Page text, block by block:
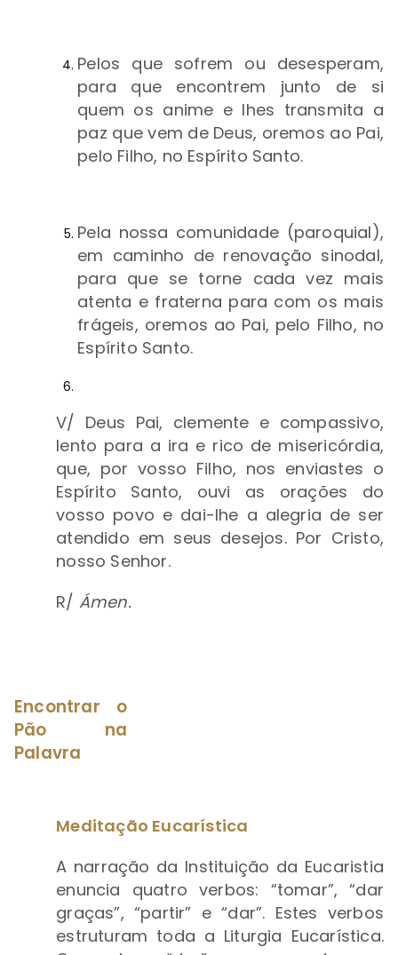
Pelos que sofrem ou desesperam,
para que encontrem junto de si
quem os anime e lhes transmita a
paz que vem de Deus, oremos ao Pai,
pelo Filho, no Espírito Santo.
Pela nossa comunidade (paroquial),
em caminho de renovação sinodal,
para que se torne cada vez mais
atenta e fraterna para com os mais
frágeis, oremos ao Pai, pelo Filho, no
Espírito Santo.
V/ Deus Pai, clemente e compassivo,
lento para a ira e rico de misericórdia,
que, por vosso Filho, nos enviastes o
Espírito Santo, ouvi as orações do
vosso povo e dai-lhe a alegria de ser
atendido em seus desejos. Por Cristo,
nosso Senhor.
R/ Ámen.
Encontrar o
Pão na
Palavra
Meditação Eucarística
A narração da Instituição da Eucaristia
enuncia quatro verbos: “tomar”, “dar
graças”, “partir” e “dar”. Estes verbos
estruturam toda a Liturgia Eucarística.